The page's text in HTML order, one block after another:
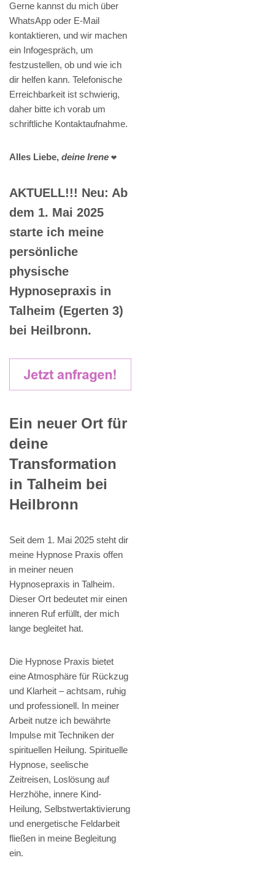
Gerne kannst du mich über
WhatsApp oder E-Mail
kontaktieren, und wir machen
ein Infogespräch, um
festzustellen, ob und wie ich
dir helfen kann. Telefonische
Erreichbarkeit ist schwierig,
daher bitte ich vorab um
schriftliche Kontaktaufnahme.
Alles Liebe, deine Irene ❤️
AKTUELL!!! Neu: Ab
dem 1. Mai 2025
starte ich meine
persönliche
physische
Hypnosepraxis in
Talheim (Egerten 3)
bei Heilbronn.
Ein neuer Ort für
deine
Transformation
in Talheim bei
Heilbronn
Seit dem 1. Mai 2025 steht dir
meine Hypnose Praxis offen
in meiner neuen
Hypnosepraxis in Talheim.
Dieser Ort bedeutet mir einen
inneren Ruf erfüllt, der mich
lange begleitet hat.
Die Hypnose Praxis bietet
eine Atmosphäre für Rückzug
und Klarheit – achtsam, ruhig
und professionell. In meiner
Arbeit nutze ich bewährte
Impulse mit Techniken der
spirituellen Heilung. Spirituelle
Hypnose, seelische
Zeitreisen, Loslösung auf
Herzhöhe, innere Kind-
Heilung, Selbstwertaktivierung
und energetische Feldarbeit
fließen in meine Begleitung
ein.